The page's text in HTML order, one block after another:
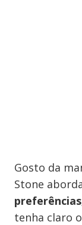
Gosto da
Stone
tenha claro